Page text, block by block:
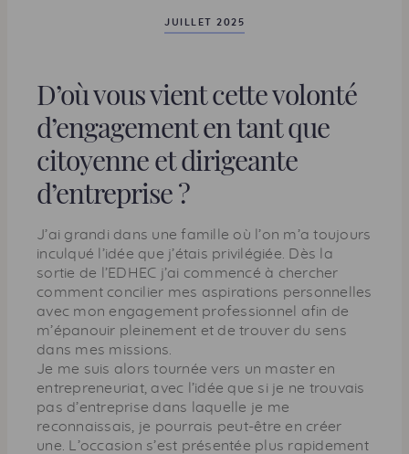
e
g
e
JUILLET 2025
D’où vous vient cette volonté
d’engagement en tant que
citoyenne et dirigeante
d’entreprise ?
J’ai grandi dans une famille où l’on m’a toujours
inculqué l’idée que j’étais privilégiée. Dès la
sortie de l’EDHEC j’ai commencé à chercher
comment concilier mes aspirations personnelles
avec mon engagement professionnel afin de
m’épanouir pleinement et de trouver du sens
dans mes missions.
Je me suis alors tournée vers un master en
entrepreneuriat, avec l’idée que si je ne trouvais
pas d’entreprise dans laquelle je me
reconnaissais, je pourrais peut-être en créer
une. L’occasion s’est présentée plus rapidement